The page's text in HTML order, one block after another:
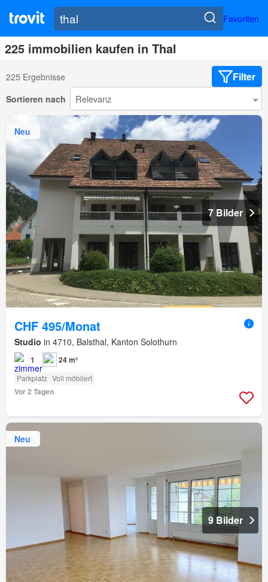
Favoriten
225 immobilien kaufen in Thal
225 Ergebnisse Filter
Sortieren nach
Neu
7 Bilder
CHF 495/Monat
Studio in 4710, Balsthal, Kanton Solothurn
1 24 m²
Parkplatz Voll möbliert
Vor 2 Tagen
Neu
9 Bilder